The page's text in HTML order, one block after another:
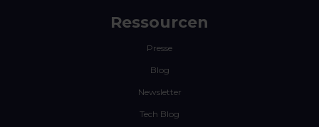
Ressourcen
Presse
Blog
Newsletter
Tech Blog